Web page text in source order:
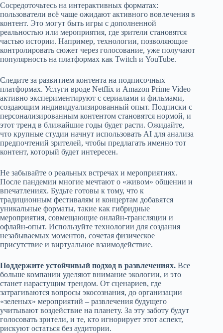
Сосредоточьтесь на интерактивных форматах:
пользователи всё чаще ожидают активного вовлечения в
контент. Это могут быть игры с дополненной
реальностью или мероприятия, где зрители становятся
частью истории. Например, технологии, позволяющие
контролировать сюжет через голосование, уже получают
популярность на платформах как Twitch и YouTube.
Следите за развитием контента на подписочных
платформах. Услуги вроде Netflix и Amazon Prime Video
активно экспериментируют с сериалами и фильмами,
создающим индивидуализированный опыт. Подписки с
персонализированным контентом становятся нормой, и
этот тренд в ближайшие годы будет расти. Ожидайте,
что крупные студии начнут использовать AI для анализа
предпочтений зрителей, чтобы предлагать именно тот
контент, который будет интересен.
Не забывайте о реальных встречах и мероприятиях.
После пандемии многие мечтают о «живом» общении и
впечатлениях. Будьте готовы к тому, что к
традиционным фестивалям и концертам добавятся
уникальные форматы, такие как гибридные
мероприятия, совмещающие онлайн-трансляции и
офлайн-опыт. Используйте технологии для создания
незабываемых моментов, сочетая физическое
присутствие и виртуальное взаимодействие.
Поддержите устойчивый подход в развлечениях. Все
больше компании уделяют внимание экологии, и это
станет нарастущим трендом. От сценариев, где
затрагиваются вопросы экосознания, до организации
«зеленых» мероприятий – развлечения будущего
учитывают воздействие на планету. За эту заботу будут
голосовать зрители, и те, кто игнорирует этот аспект,
рискуют остаться без аудитории.